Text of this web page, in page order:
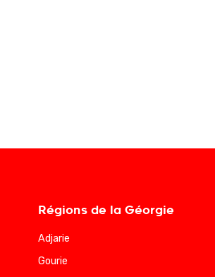
Régions de la Géorgie
Adjarie
Gourie